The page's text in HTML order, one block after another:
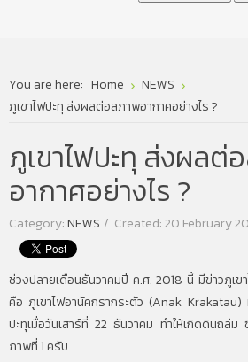
You are here: Home
NEWS
ภูเขาไฟปะทุ ส่งผลต่อสภาพอากาศอย่างไร ?
ภูเขาไฟปะทุ ส่งผลต่
อากาศอย่างไร ?
Category:NEWS Created: 20 February
ช่วงปลายเดือนธันวาคมปี ค.ศ. 2018 นี้ มีข่าวภูเ
คือ ภูเขาไฟอานัคกรากระตัว (Anak Krakatau)
ปะทุเมื่อวันเสาร์ที่ 22 ธันวาคม ทำให้เกิดดินถล่
ภาพที่ 1 ครับ